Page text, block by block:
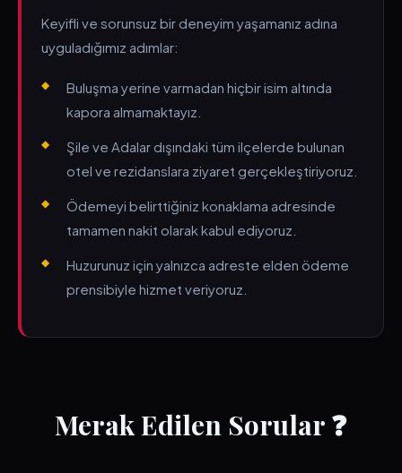
Keyifli ve sorunsuz bir deneyim yaşamanız adına
uyguladığımız adımlar:
Buluşma yerine varmadan hiçbir isim altında
kapora almamaktayız.
Şile ve Adalar dışındaki tüm ilçelerde bulunan
otel ve rezidanslara ziyaret gerçekleştiriyoruz.
Ödemeyi belirttiğiniz konaklama adresinde
tamamen nakit olarak kabul ediyoruz.
Huzurunuz için yalnızca adreste elden ödeme
prensibiyle hizmet veriyoruz.
Merak Edilen Sorular ❓